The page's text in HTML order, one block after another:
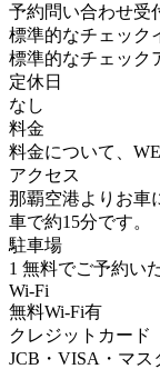
予約問い合わせ受
標準的なチェック
標準的なチェック
定休日
なし
料金
料金について、
アクセス
那覇空港よりお車
車で約15分です。
駐車場
1 無料でご予約い
Wi-Fi
無料Wi-Fi有
クレジットカード
JCB・VISA・マス